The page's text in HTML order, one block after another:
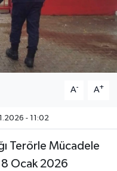
A- A+
- 11:02
Terörle Mücadele
Ocak 2026